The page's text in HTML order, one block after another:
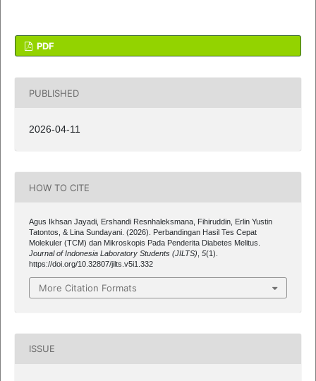
PDF
PUBLISHED
2026-04-11
HOW TO CITE
Agus Ikhsan Jayadi, Ershandi Resnhaleksmana, Fihiruddin, Erlin Yustin
Tatontos, & Lina Sundayani. (2026). Perbandingan Hasil Tes Cepat
Molekuler (TCM) dan Mikroskopis Pada Penderita Diabetes Melitus.
Journal of Indonesia Laboratory Students (JILTS) 5(1).
https://doi.org/10.32807/jilts.v5i1.332
More Citation Formats
ISSUE